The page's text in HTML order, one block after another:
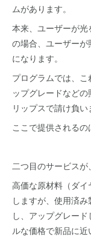
ムがあります。
本来、ユーザーが
の場合、ユーザー
になります。
プログラムでは、
ップグレードなど
リップスで請け負い
ここで提供されるの
二つ目のサービスが
高価な原材料（ダ
しますが、使用済
し、アップグレー
ルな価格で新品に近